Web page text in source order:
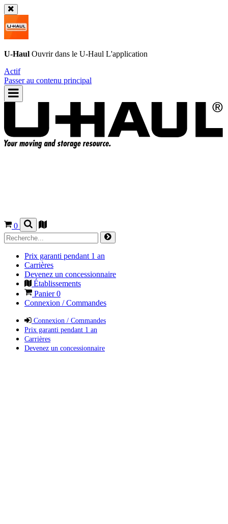
U-Haul Ouvrir dans le U-Haul L'application
Actif
Passer au contenu principal
0
Prix garanti pendant 1 an
Carrières
Devenez un concessionnaire
Établissements
Panier0
Connexion / Commandes
Connexion / Commandes
Prix garanti pendant 1 an
Carrières
Devenez un concessionnaire